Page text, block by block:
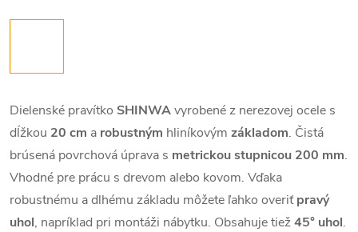
Dielenské pravítko SHINWAvyrobené z nerezovej ocele s
dĺžkou 20 cm a robustným hliníkovým základom. Čistá
brúsená povrchová úprava s metrickou stupnicou 200 mm.
Vhodné pre prácu s drevom alebo kovom. Vďaka
robustnému a dlhému základu môžete ľahko overiťpravý
uhol, napríklad pri montáži nábytku. Obsahuje tiež45° uhol.